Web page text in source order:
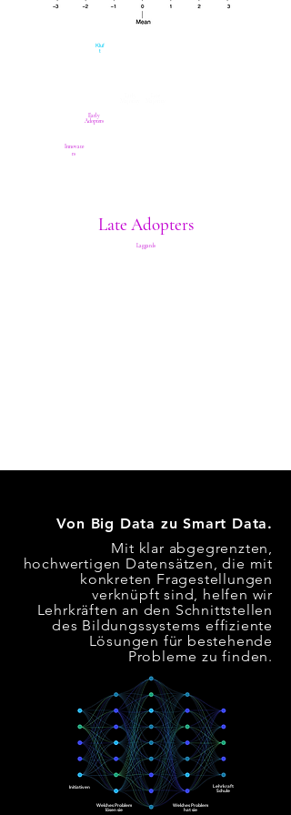
Kluf
t
Early
Adopters
Innovate
rs
Late Adopters
Laggards
Von Big Data zu Smart Data.
Mit klar abgegrenzten,
hochwertigen Datensätzen, die mit
konkreten Fragestellungen
verknüpft sind, helfen wir
Lehrkräften an den Schnittstellen
des Bildungssystems effiziente
Lösungen für bestehende
Probleme zu finden.
Initiativen
Lehrkraft
Schule
WelchesProblem
lösensie
WelchesProblem
hatsie